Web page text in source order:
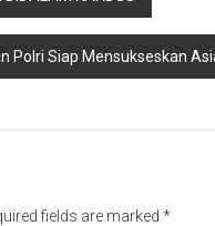
Polri Siap Mensukseskan
fields are marked *